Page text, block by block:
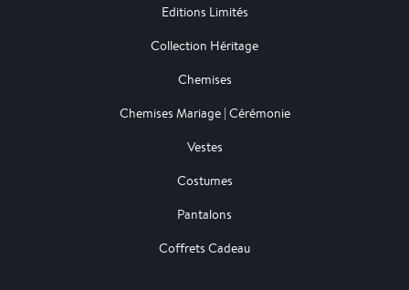
Editions Limités
Collection Héritage
Chemises
Chemises Mariage | Cérémonie
Vestes
Costumes
Pantalons
Coffrets Cadeau